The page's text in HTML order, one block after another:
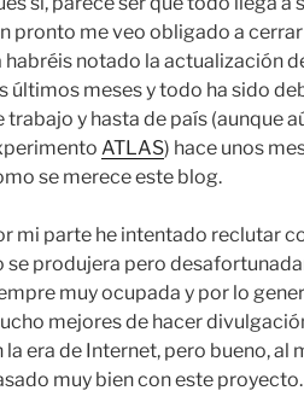
pronto me veo obligado a
habréis notado la actualización
últimos meses y todo ha sido
trabajo y hasta de país (aunque
ATLAS) hace unos
se merece este blog.
mi parte he intentado reclutar
se produjera pero
muy ocupada y por lo
mejores de hacer
la era de Internet, pero bueno, al
muy bien con este proyecto.